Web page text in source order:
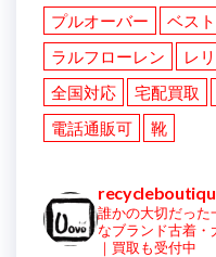
プルオーバー
ベスト
ラルフローレン
レ
全国対応
宅配買取
電話通販可
靴
誰かの大切だった
なブランド古着・
｜買取も受付中